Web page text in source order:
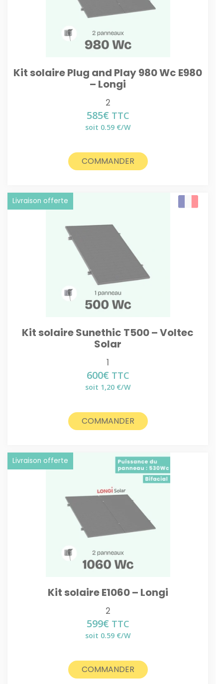
Kit solaire Plug and Play 980 Wc E980
– Longi
2
585€ TTC
soit 0.59 €/W
COMMANDER
Kit solaire Sunethic T500 – Voltec
Solar
Livraison offerte
1
600€ TTC
soit 1,20 €/W
COMMANDER
Kit solaire E1060 – Longi
Livraison offerte
2
599€ TTC
soit 0.59 €/W
COMMANDER